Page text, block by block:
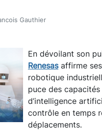
Gauthier
En dévoilant son
Renesasaffirme
robotique
puce des
d’intelligence
contrôle en temps
déplacements.